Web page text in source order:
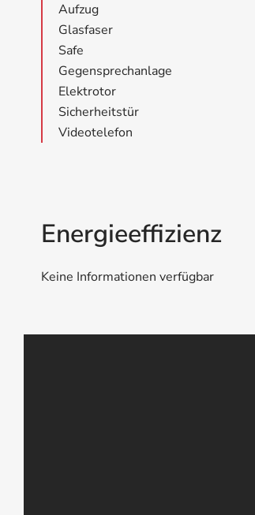
Aufzug
Glasfaser
Safe
Gegensprechanlage
Elektrotor
Sicherheitstür
Videotelefon
Energieeffizienz
Keine Informationen verfügbar